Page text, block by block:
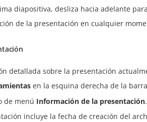
diapositiva, desliza hacia adelante
de la presentación en cualquier
detallada sobre la presentación
en la esquina derecha de la
de menú Información de la presentación.
incluye la fecha de creación del